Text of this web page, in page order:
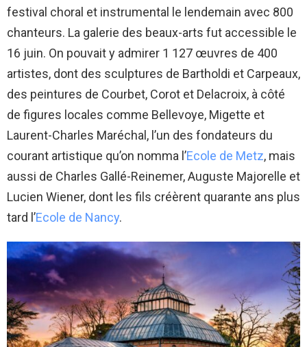
festival choral et instrumental le lendemain avec 800
chanteurs. La galerie des beaux-arts fut accessible le
16 juin. On pouvait y admirer 1 127 œuvres de 400
artistes, dont des sculptures de Bartholdi et Carpeaux,
des peintures de Courbet, Corot et Delacroix, à côté
de figures locales comme Bellevoye, Migette et
Laurent-Charles Maréchal, l’un des fondateurs du
courant artistique qu’on nomma l’Ecole de Metz, mais
aussi de Charles Gallé-Reinemer, Auguste Majorelle et
Lucien Wiener, dont les fils créèrent quarante ans plus
tard l’Ecole de Nancy.